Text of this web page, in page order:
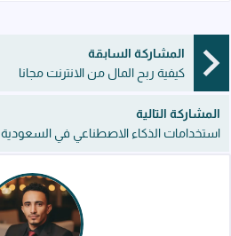
المشاركة السابقة
كيفية ربح المال من الانترنت مجانا
المشاركة التالية
استخدامات الذكاء الاصطناعي في السعودية